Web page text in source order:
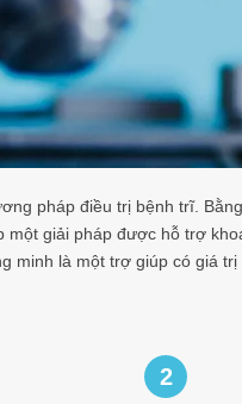
pháp điều trị bệnh trĩ.
giải pháp được hỗ trợ
là một trợ giúp có giá
2